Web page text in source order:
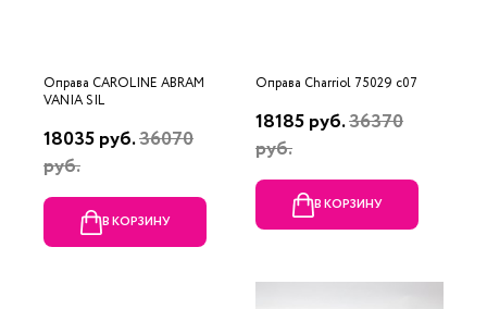
Оправа CAROLINE ABRAM
VANIA SIL
18035 руб.36070
руб.
В КОРЗИНУ
Оправа Charriol 75029 c07
18185 руб.36370
руб.
В КОРЗИНУ